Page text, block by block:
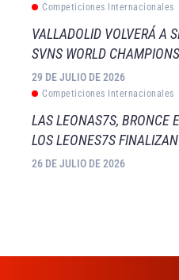
Competiciones Internacionales
VALLADOLID VOLVERÁ A
SVNS WORLD
29 DE JULIO DE 2026
Competiciones Internacionales
LAS LEONAS7S, BRONCE
LOS LEONES7S
26 DE JULIO DE 2026